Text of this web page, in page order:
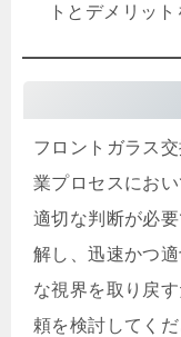
トとデメリッ
フロントガラス
業プロセスにお
適切な判断が必
解し、迅速かつ
な視界を取り戻
頼を検討してくだ